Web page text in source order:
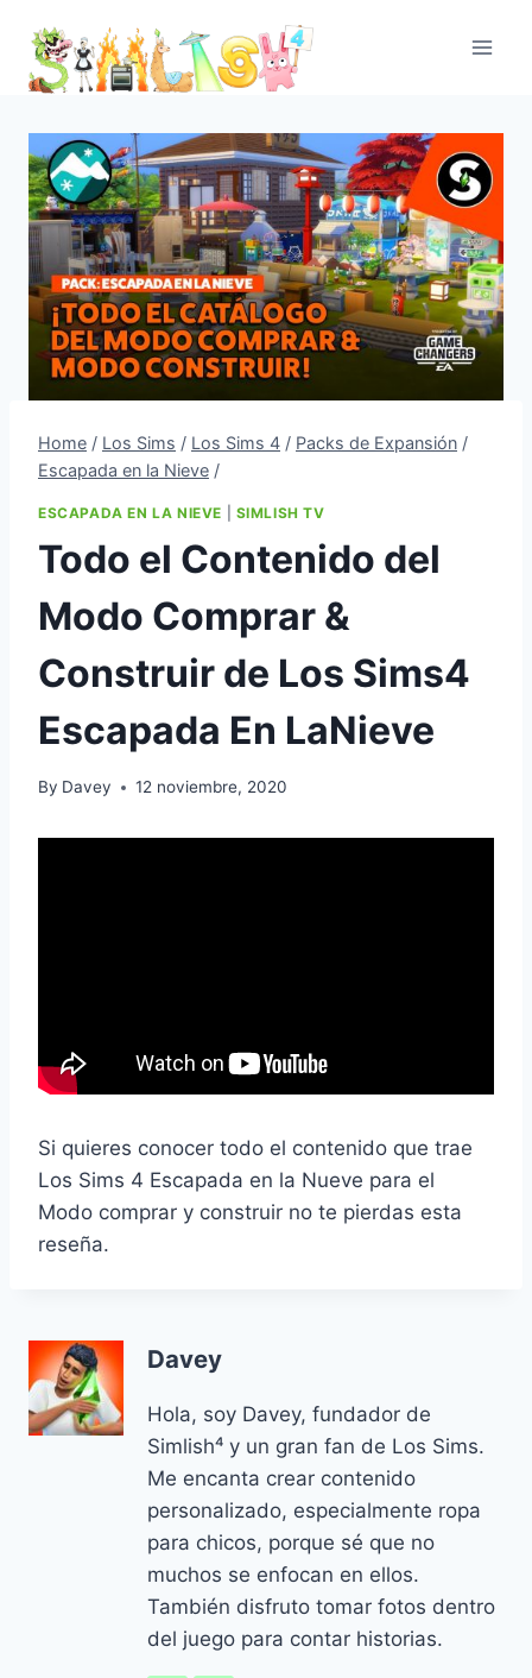
content
Home / Los Sims / Los Sims 4 / Packs de Expansión /
Escapada en la Nieve /
ESCAPADA EN LA NIEVE SIMLISH TV
Todo el Contenido del
Modo Comprar &
Construir de Los Sims4
Escapada En LaNieve
By Davey 12 noviembre, 2020
Si quieres conocer todo el contenido que trae
Los Sims 4 Escapada en la Nueve para el
Modo comprar y construir no te pierdas esta
reseña.
Davey
Hola, soy Davey, fundador de
Simlish⁴ y un gran fan de Los Sims.
Me encanta crear contenido
personalizado, especialmente ropa
para chicos, porque sé que no
muchos se enfocan en ellos.
También disfruto tomar fotos dentro
del juego para contar historias.